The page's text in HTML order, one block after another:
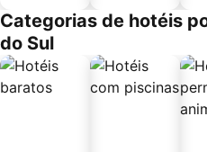
Categorias de hotéis
do Sul